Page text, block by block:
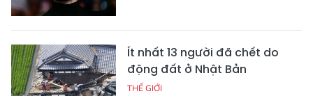
Ít nhất 13 người đã chết do
động đất ở Nhật Bản
THẾ GIỚI